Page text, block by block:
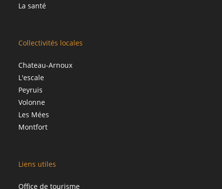
La santé
Collectivités locales
Chateau-Arnoux
L'escale
Peyruis
Volonne
Les Mées
Montfort
Liens utiles
Office de tourisme